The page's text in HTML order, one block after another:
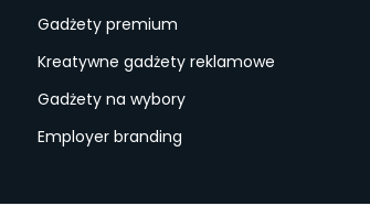
Gadżety premium
Kreatywne gadżety reklamowe
Gadżety na wybory
Employer branding